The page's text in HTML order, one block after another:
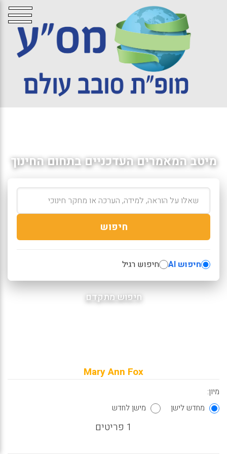
מיטב המאמרים העדכניים בתחום החינוך
חיפוש
חיפוש AI חיפוש רגיל
חיפוש מתקדם
Mary Ann Fox
מיון:
מחדש לישן
מישן לחדש
1 פריטים